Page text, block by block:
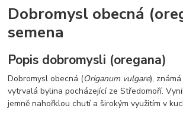
Dobromysl obecná
semena
Popis dobromysli (oregana)
Dobromysl obecná (Origanum vulgare),
vytrvalá bylina pocházející ze Středomoří.
jemně nahořklou chutí a širokým využitím v